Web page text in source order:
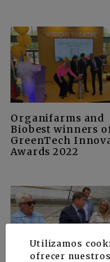
Organifarms and
Biobest winners
GreenTech
Awards 2022
Utilizamos
ofrecer